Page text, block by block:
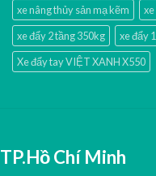
xe nâng thủy sản mạ kẽm
xe đẩy 2 tầng 350kg
xe đẩy
Xe đẩy tay VIỆT XANH X550
TP.Hồ Chí Minh